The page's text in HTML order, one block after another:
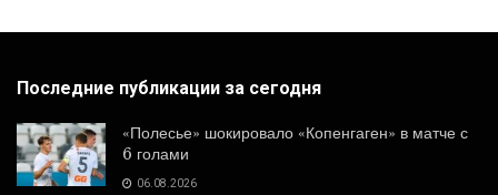
Последние публикации за сегодня
«Полесье» шокировало «Копенгаген» в матче с
6 голами
06.08.2026